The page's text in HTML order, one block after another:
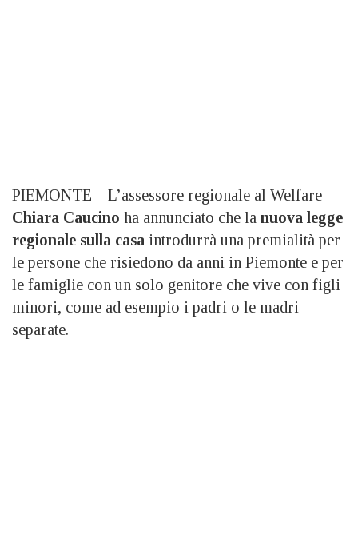
PIEMONTE – L’assessore regionale al Welfare
Chiara Caucino ha annunciato che la nuova legge
regionale sulla casa introdurrà una premialità per
le persone che risiedono da anni in Piemonte e per
le famiglie con un solo genitore che vive con figli
minori, come ad esempio i padri o le madri
separate.